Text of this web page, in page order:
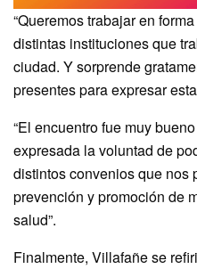
“Queremos trabajar en
distintas instituciones que
ciudad. Y sorprende
presentes para expresar
“El encuentro fue muy
expresada la voluntad de
distintos convenios que nos
prevención y promoción de
salud”.
Finalmente, Villafañe se